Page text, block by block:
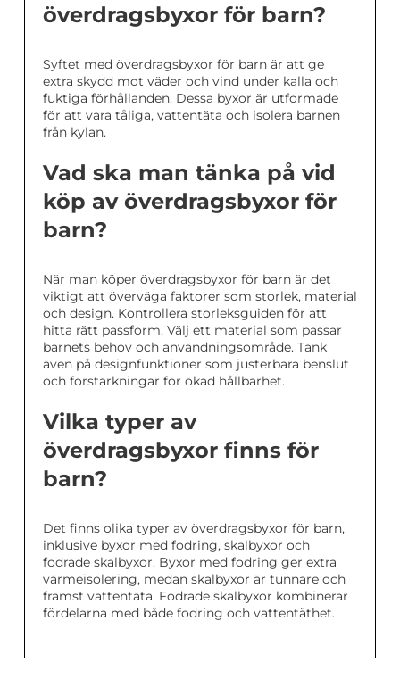
överdragsbyxor för barn?
Syftet med överdragsbyxor för barn är att ge
extra skydd mot väder och vind under kalla och
fuktiga förhållanden. Dessa byxor är utformade
för att vara tåliga, vattentäta och isolera barnen
från kylan.
Vad ska man tänka på vid
köp av överdragsbyxor för
barn?
När man köper överdragsbyxor för barn är det
viktigt att överväga faktorer som storlek, material
och design. Kontrollera storleksguiden för att
hitta rätt passform. Välj ett material som passar
barnets behov och användningsområde. Tänk
även på designfunktioner som justerbara benslut
och förstärkningar för ökad hållbarhet.
Vilka typer av
överdragsbyxor finns för
barn?
Det finns olika typer av överdragsbyxor för barn,
inklusive byxor med fodring, skalbyxor och
fodrade skalbyxor. Byxor med fodring ger extra
värmeisolering, medan skalbyxor är tunnare och
främst vattentäta. Fodrade skalbyxor kombinerar
fördelarna med både fodring och vattentäthet.